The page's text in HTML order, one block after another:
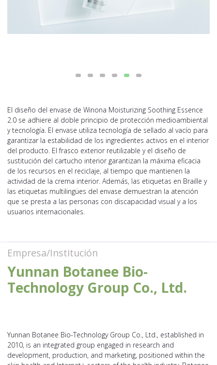
El diseño del envase de Winona Moisturizing Soothing Essence
2.0 se adhiere al doble principio de protección medioambiental
y tecnología. El envase utiliza tecnología de sellado al vacío para
garantizar la estabilidad de los ingredientes activos en el interior
del producto. El frasco exterior reutilizable y el diseño de
sustitución del cartucho interior garantizan la máxima eficacia
de los recursos en el reciclaje, al tiempo que mantienen la
actividad de la crema interior. Además, las etiquetas en Braille y
las etiquetas multilingües del envase demuestran la atención
que se presta a las personas con discapacidad visual y a los
usuarios internacionales.
Empresa/Institución
Yunnan Botanee Bio-
Technology Group Co., Ltd.
Yunnan Botanee Bio-Technology Group Co., Ltd., established in
2010, is an integrated group engaged in research and
development, production, and marketing, positioned within the